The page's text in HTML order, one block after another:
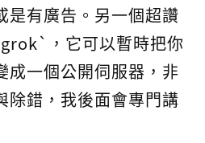
是有廣告。另一個超讚
，它可以暫時把你
成一個公開伺服器，非
除錯，我後面會專門講